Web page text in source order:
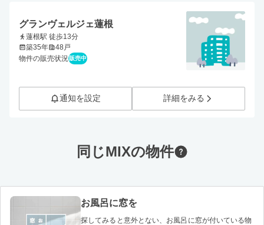
グランヴェルジェ蓮根
蓮根駅 徒歩13分
築35年
48戸
物件の販売状況 販売中
通知を設定 詳細をみる
同じMIXの物件
お風呂に窓を
探してみると意外とない、お風呂に窓が付いている物